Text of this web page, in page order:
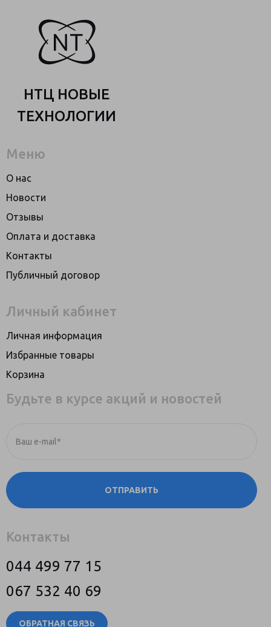
НТЦ НОВЫЕ
ТЕХНОЛОГИИ
Меню
О нас
Новости
Отзывы
Оплата и доставка
Контакты
Публичный договор
Личный кабинет
Личная информация
Избранные товары
Корзина
Будьте в курсе акций и новостей
Ваш e-mail*
ОТПРАВИТЬ
Контакты
044 499 77 15
067 532 40 69
ОБРАТНАЯ СВЯЗЬ